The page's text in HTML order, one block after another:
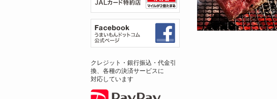
クレジット・銀行振込・代金引
換、各種の決済サービスに
対応しています